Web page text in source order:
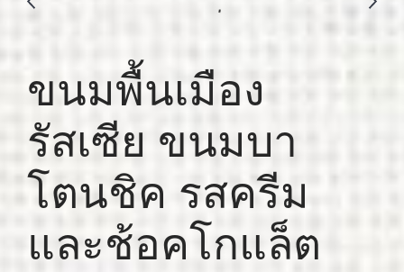
ขนมพื้นเมือง
รัสเซีย ขนมบา
โตนชิค รสครีม
และช้อคโกแล็ต